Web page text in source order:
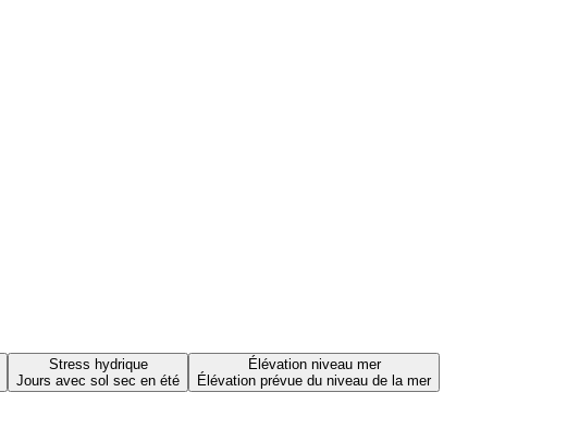
Stress hydrique
Jours avec sol sec en été
Élévation niveau mer
Élévation prévue du niveau de la mer